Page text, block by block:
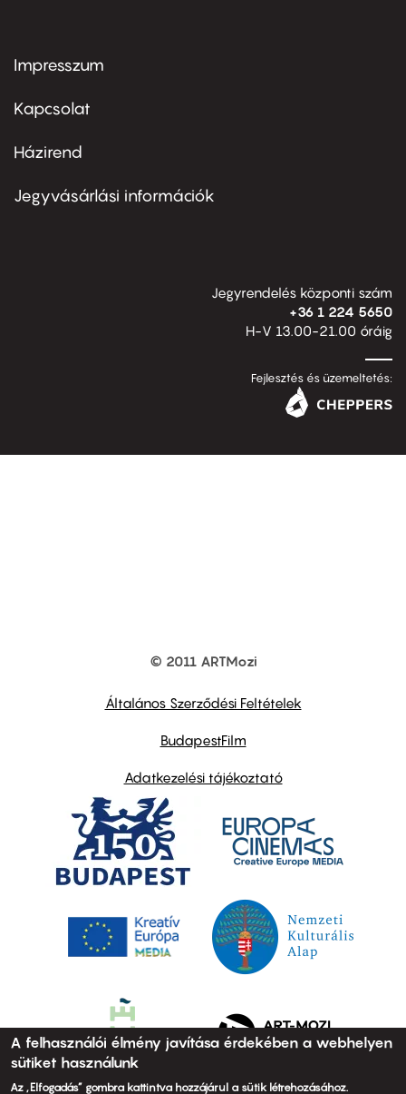
Footer
first
Impresszum
Kapcsolat
Footer
second
Házirend
Jegyvásárlási információk
Jegyrendelés központi szám
+36 1 224 5650
H-V 13.00-21.00 óráig
Fejlesztés és üzemeltetés:
© 2011 ARTMozi
Általános Szerződési Feltételek
BudapestFilm
Adatkezelési tájékoztató
A felhasználói élmény javítása érdekében a webhelyen
sütiket használunk
Az „Elfogadás” gombra kattintva hozzájárul a sütik létrehozásához.